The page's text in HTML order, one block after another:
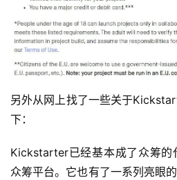
另外从网上找了一些关于
下：
Kickstarter已经基本成了众筹的
众筹平台。它也有了一系列亮眼